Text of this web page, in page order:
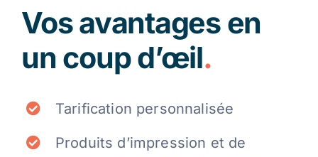
Vos avantages en
un coup d’œil.
Tarification personnalisée
Produits d’impression et de